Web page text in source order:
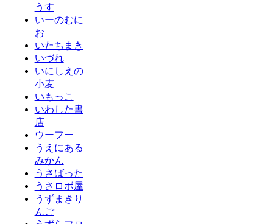
うす
いーのむに
お
いたちまき
いづれ
いにしえの
小麦
いもっこ
いわした書
店
ウーフー
うえにある
みかん
うさばった
うさロボ屋
うずまきり
んご